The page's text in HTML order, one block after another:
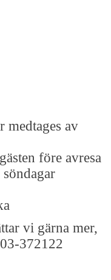
medtages av
före avresa
vi gärna mer,
372122